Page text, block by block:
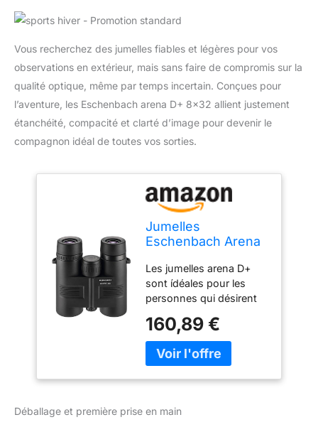
Vous recherchez des jumelles fiables et légères pour vos
observations en extérieur, mais sans faire de compromis sur la
qualité optique, même par temps incertain. Conçues pour
l’aventure, les Eschenbach arena D+ 8×32 allient justement
étanchéité, compacité et clarté d’image pour devenir le
compagnon idéal de toutes vos sorties.
Jumelles
Eschenbach Arena
Les jumelles arena D+
sont ídéales pour les
personnes qui désirent
l'observation de la nature
et des oiseaux et sont à
la recherche de jumelles
remplissage à 'azote,
160,89 €
Déballage et première prise en main